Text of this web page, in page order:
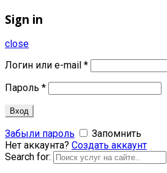
Sign in
close
Логин или e-mail *
Пароль *
Вход
Забыли пароль
Запомнить
Нет аккаунта? Создать аккаунт
Search for: